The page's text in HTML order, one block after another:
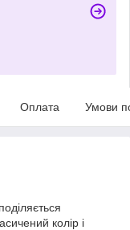
Оплата Умови
колір і